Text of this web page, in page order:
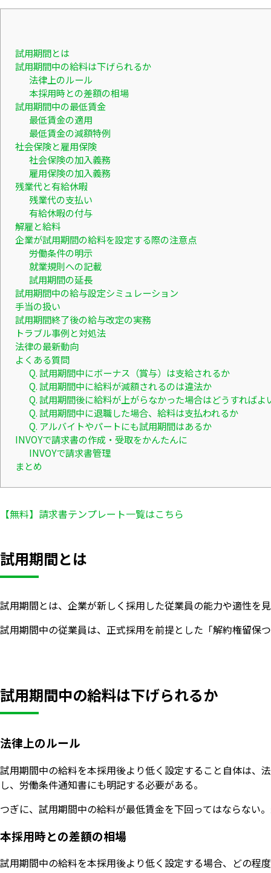
試用期間とは
試用期間中の給料は下げられるか
法律上のルール
本採用時との差額の相場
試用期間中の最低賃金
最低賃金の適用
最低賃金の減額特例
社会保険と雇用保険
社会保険の加入義務
雇用保険の加入義務
残業代と有給休暇
残業代の支払い
有給休暇の付与
解雇と給料
企業が試用期間の給料を設定する際の注意点
労働条件の明示
就業規則への記載
試用期間の延長
試用期間中の給与設定シミュレーション
手当の扱い
試用期間終了後の給与改定の実務
トラブル事例と対処法
法律の最新動向
よくある質問
Q. 試用期間中にボーナス（賞与）は支給されるか
Q. 試用期間中に給料が減額されるのは違法か
Q. 試用期間後に給料が上がらなかった場合はどうすればよ
Q. 試用期間中に退職した場合、給料は支払われるか
Q. アルバイトやパートにも試用期間はあるか
INVOYで請求書の作成・受取をかんたんに
INVOYで請求書管理
まとめ
【無料】請求書テンプレート一覧はこちら
試用期間とは
試用期間とは、企業が新しく採用した従業員の能力や適性を
試用期間中の従業員は、正式採用を前提とした「解約権留保
試用期間中の給料は下げられるか
法律上のルール
試用期間中の給料を本採用後より低く設定すること自体は、
し、労働条件通知書にも明記する必要がある。
つぎに、試用期間中の給料が最低賃金を下回ってはならない
本採用時との差額の相場
試用期間中の給料を本採用後より低く設定する場合、どの程